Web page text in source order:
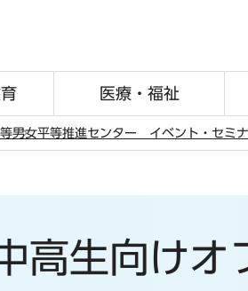
医療・福祉
男女平等推進センター イベント・セミ
高生向け